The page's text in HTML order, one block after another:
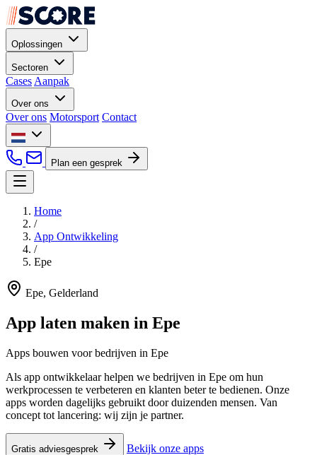
Oplossingen
Sectoren
Cases Aanpak
Over ons
Over ons Motorsport Contact
Plan een gesprek
Home
/
App Ontwikkeling
/
Epe
Epe, Gelderland
App laten maken in Epe
Apps bouwen voor bedrijven in Epe
Als app ontwikkelaar helpen we bedrijven in Epe om hun
werkprocessen te verbeteren en klanten beter te bedienen. Onze
apps worden dagelijks gebruikt door duizenden mensen. Van
concept tot lancering: wij zijn je partner.
Gratis adviesgesprek
Bekijk onze apps